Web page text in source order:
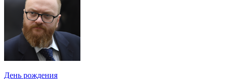
День рождения